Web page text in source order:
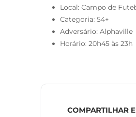
Local: Campo de
Categoria: 54+
Adversário: Alphaville
Horário: 20h45 às 23h
COMPARTILHAR